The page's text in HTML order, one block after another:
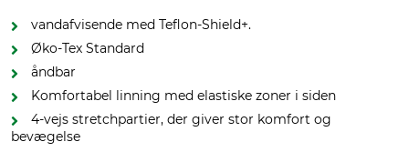
vandafvisende med Teflon-Shield+.
Øko-Tex Standard
åndbar
Komfortabel linning med elastiske zoner i siden
4-vejs stretchpartier, der giver stor komfort og
bevægelse